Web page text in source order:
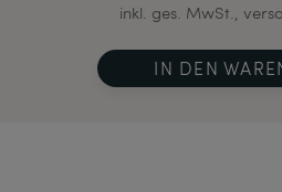
inkl. ges. MwSt.,
IN DEN